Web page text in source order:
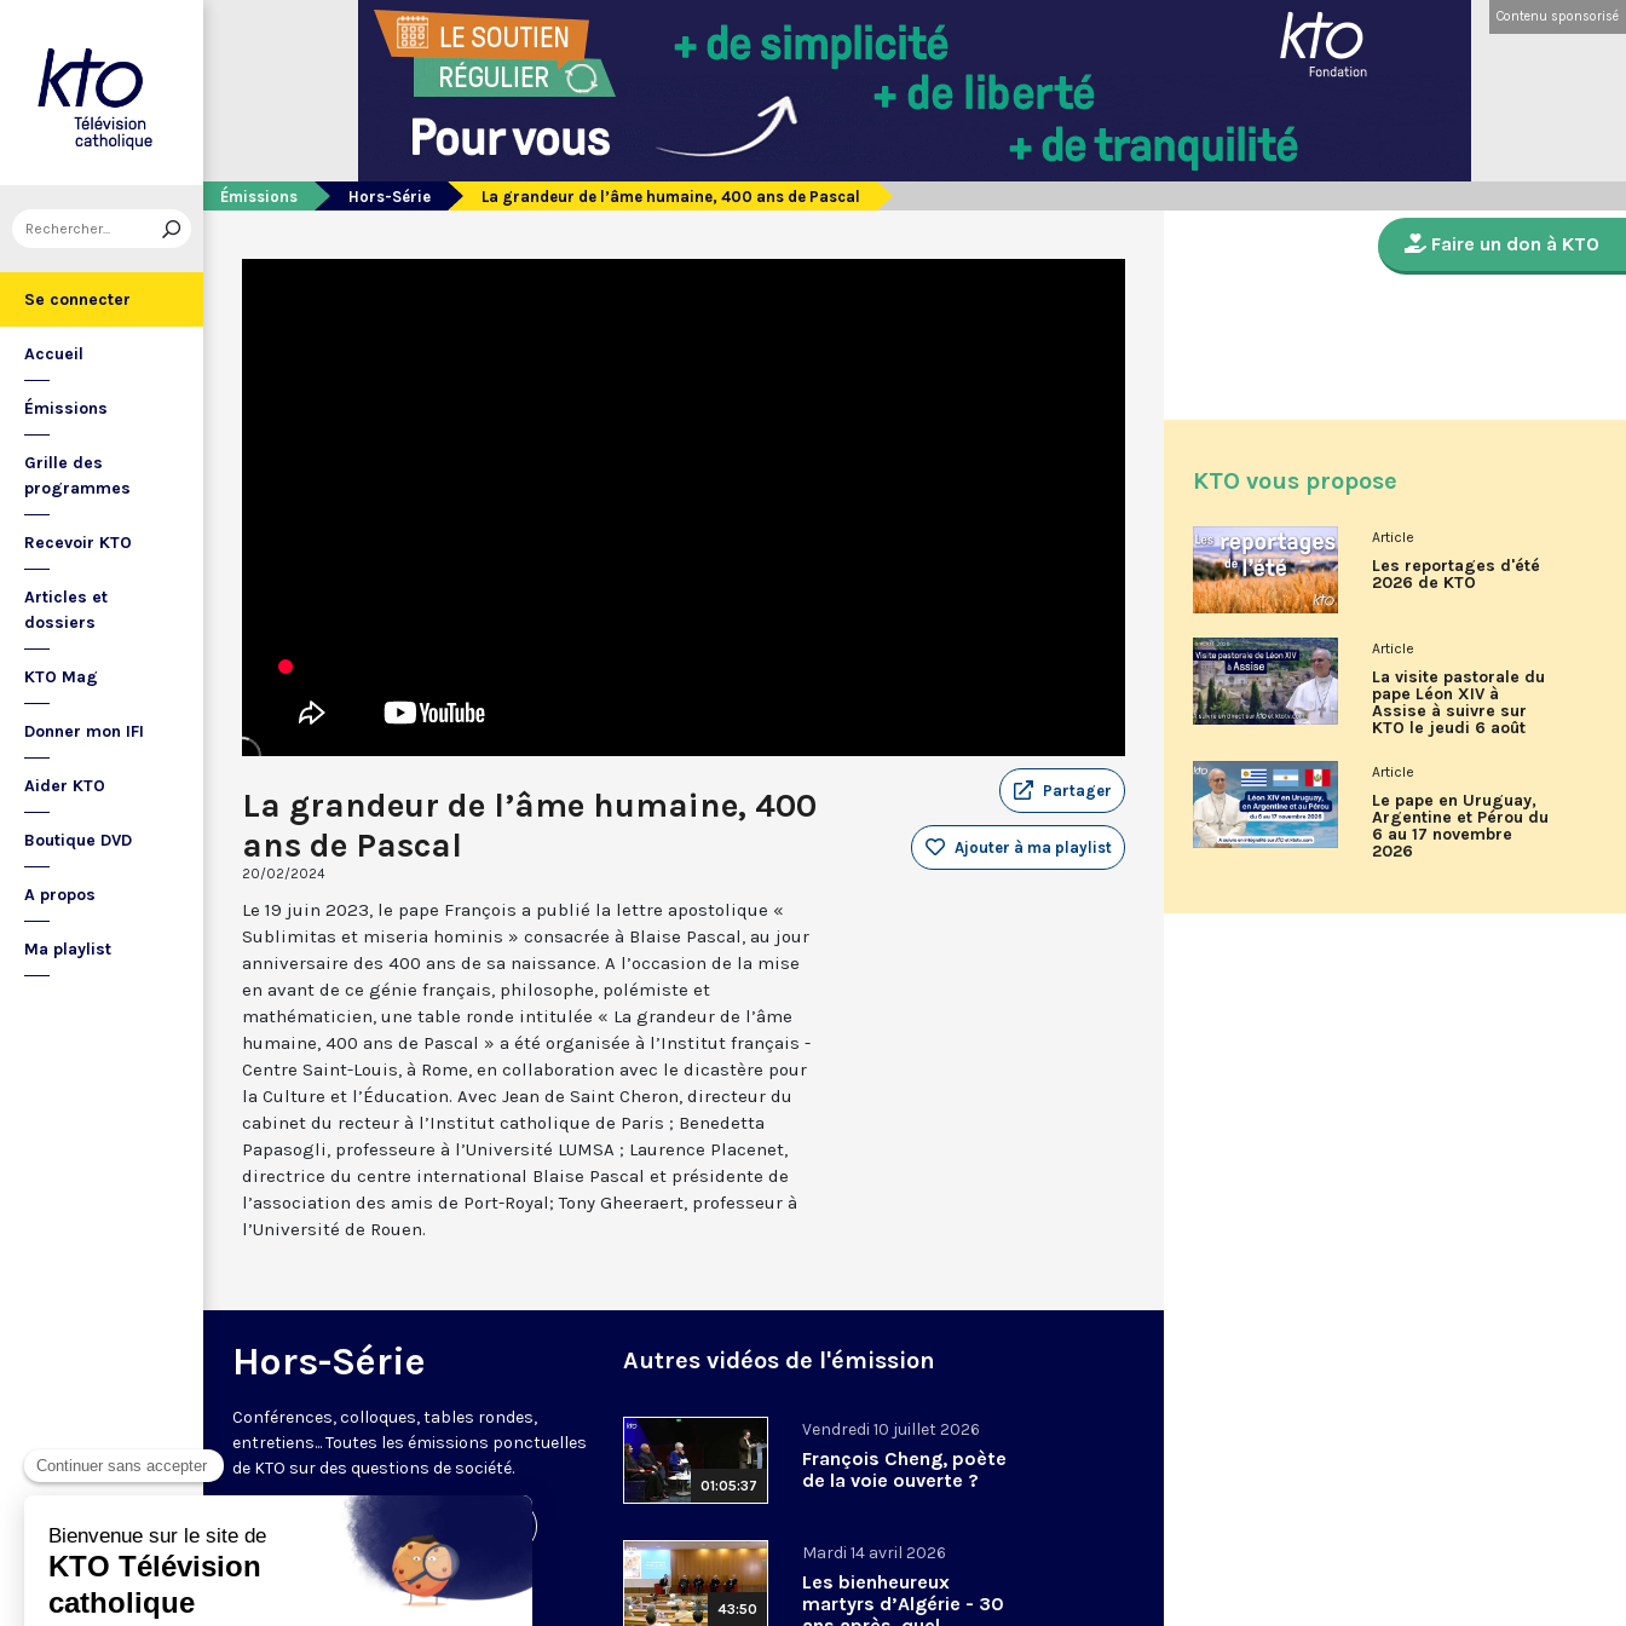
Se connecter
Accueil
Émissions
Grille des
programmes
Recevoir KTO
Articles et
dossiers
KTO Mag
Donner mon IFI
Aider KTO
Boutique DVD
A propos
Ma playlist
Contenu sponsorisé
Émissions Hors-Série La grandeur de l’âme humaine, 400 ans de Pascal
La grandeur de l’âme humaine, 400
ans de Pascal
20/02/2024
Partager
Ajouter à ma playlist
Le 19 juin 2023, le pape François a publié la lettre apostolique «
Sublimitas et miseria hominis » consacrée à Blaise Pascal, au jour
anniversaire des 400 ans de sa naissance. A l’occasion de la mise
en avant de ce génie français, philosophe, polémiste et
mathématicien, une table ronde intitulée « La grandeur de l’âme
humaine, 400 ans de Pascal » a été organisée à l’Institut français -
Centre Saint-Louis, à Rome, en collaboration avec le dicastère pour
la Culture et l’Éducation. Avec Jean de Saint Cheron, directeur du
cabinet du recteur à l’Institut catholique de Paris ; Benedetta
Papasogli, professeure à l’Université LUMSA ; Laurence Placenet,
directrice du centre international Blaise Pascal et présidente de
l’association des amis de Port-Royal; Tony Gheeraert, professeur à
l’Université de Rouen.
Hors-Série
Conférences, colloques, tables rondes,
entretiens... Toutes les émissions ponctuelles
de KTO sur des questions de société.
Visiter la page de l'émission
Autres vidéos de l'émission
01:05:37
Vendredi 10 juillet 2026
François Cheng, poète
de la voie ouverte ?
43:50
Mardi 14 avril 2026
Les bienheureux
martyrs d’Algérie - 30
Faire un don à KTO
KTO vous propose
Article
Les reportages d'été
2026 de KTO
Article
La visite pastorale du
pape Léon XIV à
Assise à suivre sur
KTO le jeudi 6 août
Article
Le pape en Uruguay,
Argentine et Pérou du
6 au 17 novembre
2026